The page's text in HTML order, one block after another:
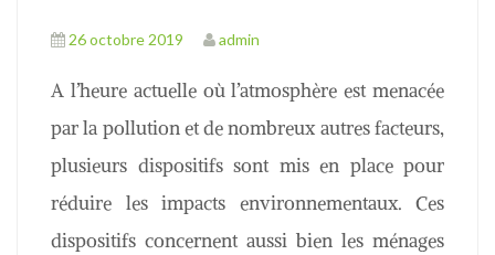
26 octobre 2019 admin
A l’heure actuelle où l’atmosphère est menacée
par la pollution et de nombreux autres facteurs,
plusieurs dispositifs sont mis en place pour
réduire les impacts environnementaux. Ces
dispositifs concernent aussi bien les ménages